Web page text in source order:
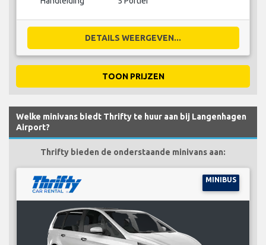
DETAILS WEERGEVEN...
TOON PRIJZEN
Welke minivans biedt Thrifty te huur aan bij Langenhagen
Airport?
Thrifty bieden de onderstaande minivans aan:
MINIBUS